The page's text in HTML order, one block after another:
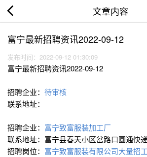
文章内容
富宁最新招聘资讯2022-09-12
发布时间：2022-09-12 01:30:09
富宁最新招聘资讯2022-09-12
招聘企业： 待审核
联系地址：
招聘企业： 富宁致富服装加工厂
联系地址：富宁县春天小区岔路口圆通快
招聘岗位： 富宁致富服装有限公司大量招工